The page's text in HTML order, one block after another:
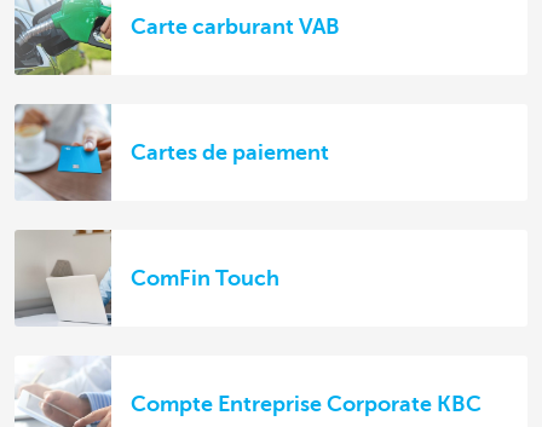
Carte carburant VAB
Cartes de paiement
ComFin Touch
Compte Entreprise Corporate KBC